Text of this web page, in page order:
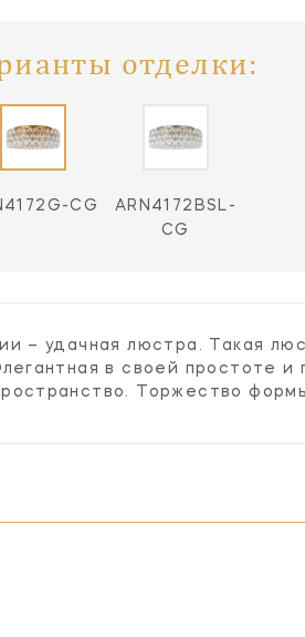
отделки:
CG
ARN4172BSL-
CG
– удачная люстра. Такая
в своей простоте
Торжество